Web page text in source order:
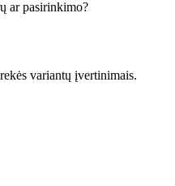
ar pasirinkimo?
variantų įvertinimais.